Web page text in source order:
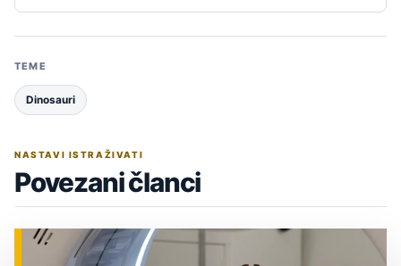
TEME
Dinosauri
NASTAVI ISTRAŽIVATI
Povezani članci